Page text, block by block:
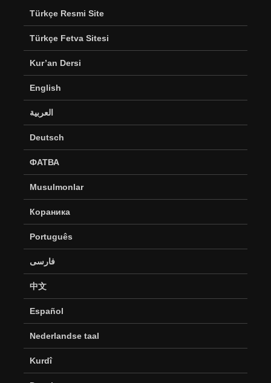
Türkçe Resmi Site
Türkçe Fetva Sitesi
Kur’an Dersi
English
العربية
Deutsch
ФАТВА
Musulmonlar
Кораника
Português
فارسی
中文
Español
Nederlandse taal
Kurdî